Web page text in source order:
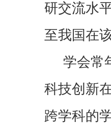
研交流水
至我国在
学会常
科技创新
跨学科的